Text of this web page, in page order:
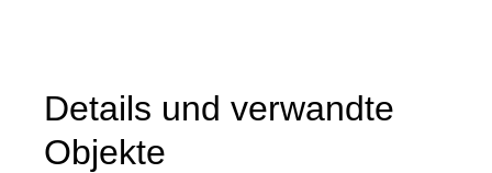
Details und verwandte
Objekte